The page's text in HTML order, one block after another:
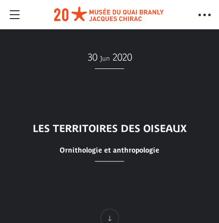
30 Jun 2020
LES TERRITOIRES DES OISEAUX
Ornithologie et anthropologie